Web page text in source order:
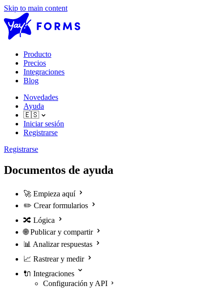
Skip to main content
Producto
Precios
Integraciones
Blog
Novedades
Ayuda
🇪🇸
Iniciar sesión
Registrarse
Registrarse
Documentos de ayuda
🚀 Empieza aquí
✏️ Crear formularios
🔀 Lógica
🌐 Publicar y compartir
📊 Analizar respuestas
📈 Rastrear y medir
🔌 Integraciones
Configuración y API